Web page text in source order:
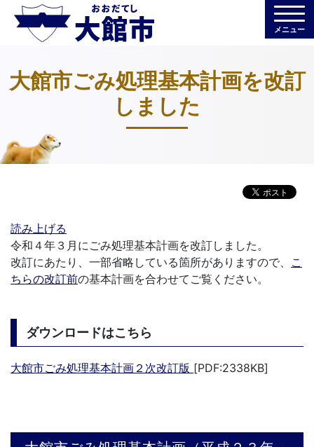
メニュー
大館市ごみ処理基本計画を改訂
しました
読み上げる
令和４年３月にごみ処理基本計画を改訂しました。
改訂にあたり、一部省略している箇所がありますので、 こ
ちらの改訂前の基本計画を合わせてご覧ください。
ダウンロードはこちら
大館市ごみ処理基本計画２次改訂版 [PDF:2338KB]